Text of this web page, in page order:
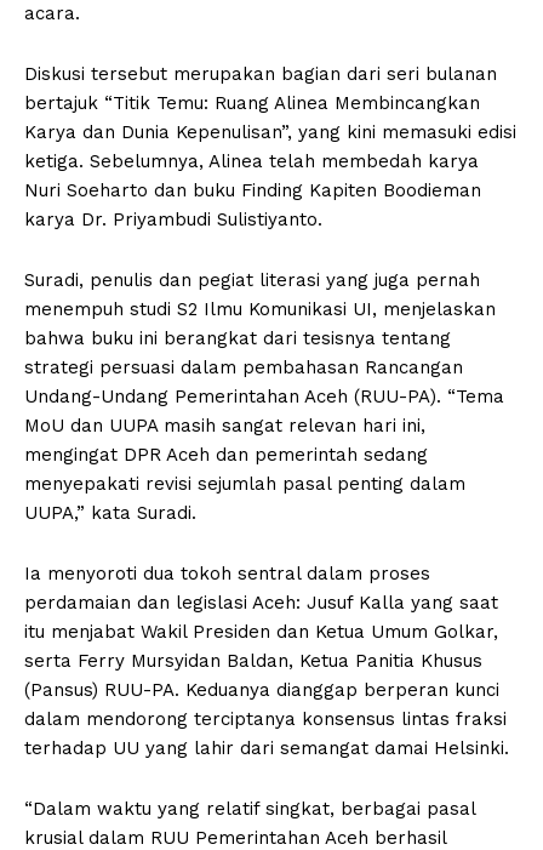
acara.
Diskusi tersebut merupakan bagian dari seri bulanan
bertajuk “Titik Temu: Ruang Alinea Membincangkan
Karya dan Dunia Kepenulisan”, yang kini memasuki edisi
ketiga. Sebelumnya, Alinea telah membedah karya
Nuri Soeharto dan buku Finding Kapiten Boodieman
karya Dr. Priyambudi Sulistiyanto.
Suradi, penulis dan pegiat literasi yang juga pernah
menempuh studi S2 Ilmu Komunikasi UI, menjelaskan
bahwa buku ini berangkat dari tesisnya tentang
strategi persuasi dalam pembahasan Rancangan
Undang-Undang Pemerintahan Aceh (RUU-PA). “Tema
MoU dan UUPA masih sangat relevan hari ini,
mengingat DPR Aceh dan pemerintah sedang
menyepakati revisi sejumlah pasal penting dalam
UUPA,” kata Suradi.
Ia menyoroti dua tokoh sentral dalam proses
perdamaian dan legislasi Aceh: Jusuf Kalla yang saat
itu menjabat Wakil Presiden dan Ketua Umum Golkar,
serta Ferry Mursyidan Baldan, Ketua Panitia Khusus
(Pansus) RUU-PA. Keduanya dianggap berperan kunci
dalam mendorong terciptanya konsensus lintas fraksi
terhadap UU yang lahir dari semangat damai Helsinki.
“Dalam waktu yang relatif singkat, berbagai pasal
krusial dalam RUU Pemerintahan Aceh berhasil